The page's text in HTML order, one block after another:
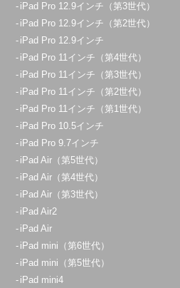
080-3365-9909
アクセス
久喜菖蒲店
10：00～21：00
年中無休
070-1271-7186
アクセス
大宮店
11:00～20:00
定休日：
不定休
070-9090-1621
iPad Pro 12.9インチ（第3世代）
iPad Pro 12.9インチ（第2世代）
iPad Pro 12.9インチ
iPad Pro 11インチ（第4世代）
iPad Pro 11インチ（第3世代）
iPad Pro 11インチ（第2世代）
iPad Pro 11インチ（第1世代）
iPad Pro 10.5インチ
iPad Pro 9.7インチ
iPad Air（第5世代）
iPad Air（第4世代）
iPad Air（第3世代）
iPad Air2
iPad Air
iPad mini（第6世代）
iPad mini（第5世代）
iPad mini4